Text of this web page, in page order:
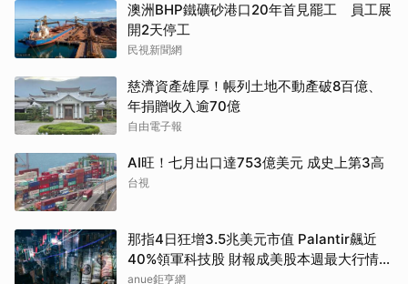
澳洲BHP鐵礦砂港口20年首見罷工 員工展
開2天停工
民視新聞網
慈濟資產雄厚！帳列土地不動產破8百億、
年捐贈收入逾70億
自由電子報
AI旺！七月出口達753億美元 成史上第3高
台視
那指4日狂增3.5兆美元市值 Palantir飆近
40%領軍科技股 財報成美股本週最大行情推
手
anue鉅亨網